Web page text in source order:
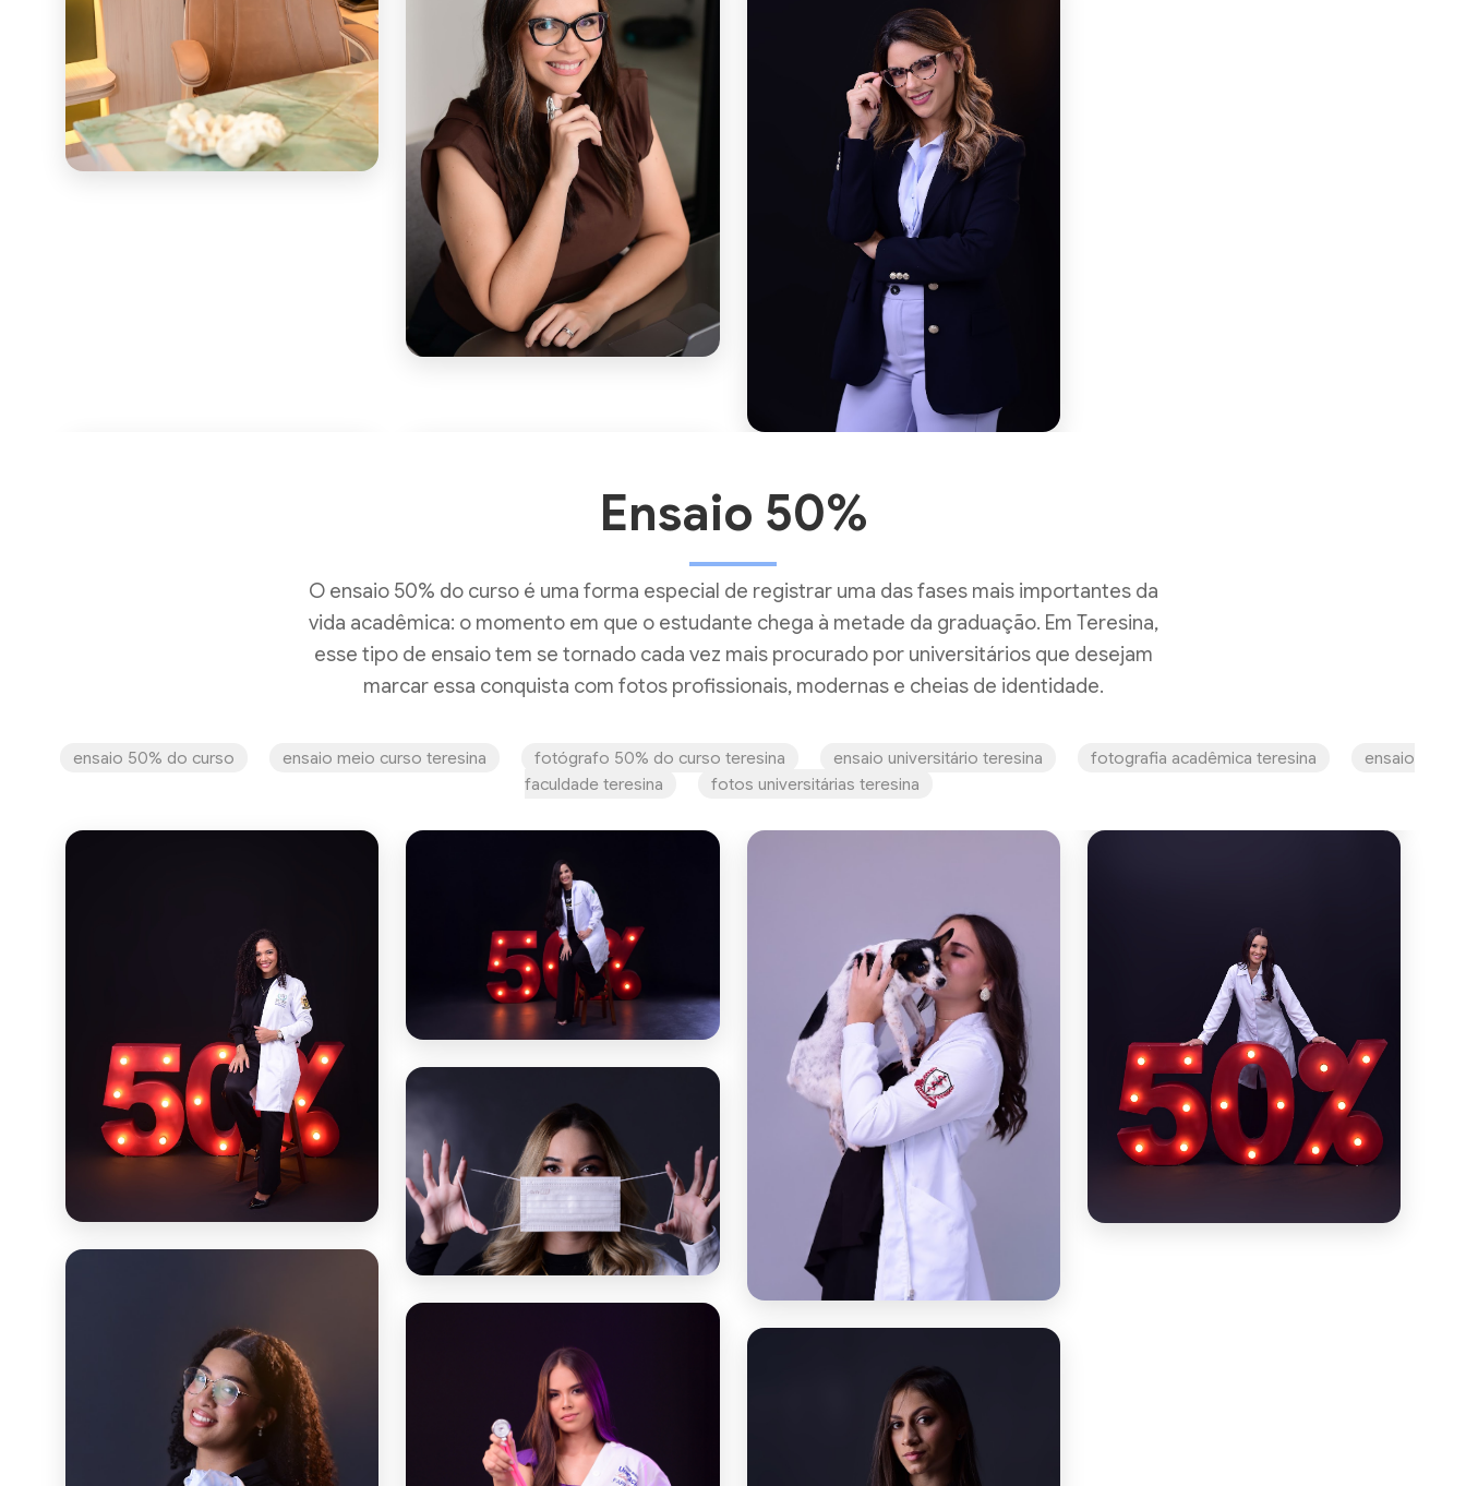
Ensaio 50%
O ensaio 50% do curso é uma forma especial de registrar uma das fases mais importantes da
vida acadêmica: o momento em que o estudante chega à metade da graduação. Em Teresina,
esse tipo de ensaio tem se tornado cada vez mais procurado por universitários que desejam
marcar essa conquista com fotos profissionais, modernas e cheias de identidade.
ensaio 50% do curso ensaio meio curso teresina fotógrafo 50% do curso teresina ensaio universitário teresina fotografia acadêmica teresina
ensaio
faculdade teresina
fotos universitárias teresina